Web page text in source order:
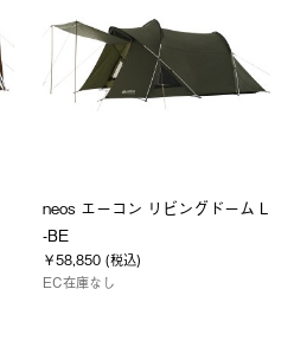
neos エーコン リビングドーム L
-BE
￥58,850 (税込)
EC在庫なし